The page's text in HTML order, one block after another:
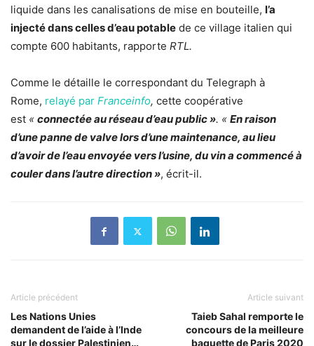
liquide dans les canalisations de mise en bouteille, l’a
injecté dans celles d’eau potable de ce village italien qui
compte 600 habitants, rapporte RTL.
Comme le détaille le correspondant du Telegraph à
Rome, relayé par Franceinfo, cette coopérative
est « connectée au réseau d’eau public ». « En raison
d’une panne de valve lors d’une maintenance, au lieu
d’avoir de l’eau envoyée vers l’usine, du vin a commencé à
couler dans l’autre direction », écrit-il.
Article précédent
Les Nations Unies
demandent de l’aide à l’Inde
sur le dossier Palestinien…
Article suivant
Taieb Sahal remporte le
concours de la meilleure
baguette de Paris 2020